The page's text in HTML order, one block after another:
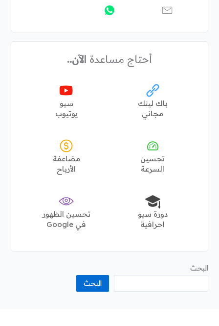
أحتاج مساعدة الآن..
باك لينك
مجاني
سيو
يوتيوب
تحسين
السرعة
مضاعفة
الأرباح
دورة سيو
احرافية
تحسين الظهور
في Google
البحث
البحث